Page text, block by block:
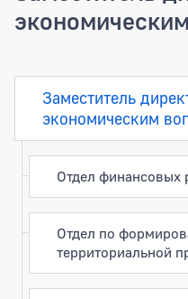
Заместитель
Заместитель
экономическим
Отдел финансовых
Отдел по
территориальной